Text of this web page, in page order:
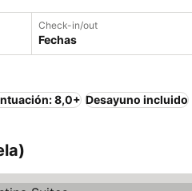
Check-in/out
Fechas
8,0+ Desayuno incluido